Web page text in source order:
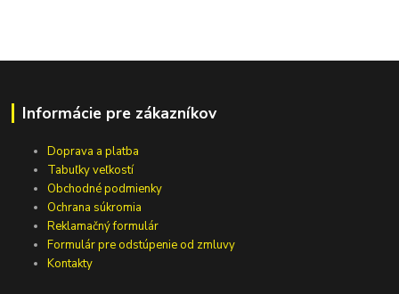
Informácie pre zákazníkov
Doprava a platba
Tabuľky veľkostí
Obchodné podmienky
Ochrana súkromia
Reklamačný formulár
Formulár pre odstúpenie od zmluvy
Kontakty